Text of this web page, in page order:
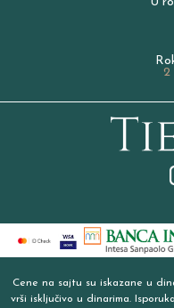
2
Cene na sajtu su iskazane u
vrši isključivo u dinarima.